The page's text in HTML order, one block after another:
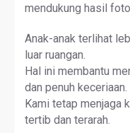
mendukung hasil
Anak-anak terlihat
luar ruangan.
Hal ini membantu
dan penuh keceriaan.
Kami tetap menjaga
tertib dan terarah.